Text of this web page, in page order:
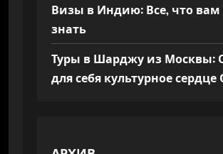
Визы в Индию: Все, что
знать
Туры в Шарджу из Москвы:
для себя культурное сердце